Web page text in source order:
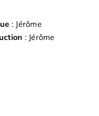
: Jérôme
: Jérôme